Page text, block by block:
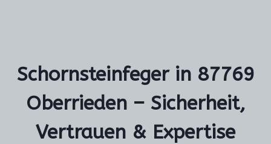
Schornsteinfeger in 87769
Oberrieden – Sicherheit,
Vertrauen & Expertise